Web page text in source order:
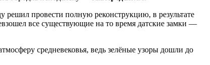
решил провести полную реконструкцию, в результате
все существующие на то время датские замки —
средневековья, ведь зелёные узоры дошли до